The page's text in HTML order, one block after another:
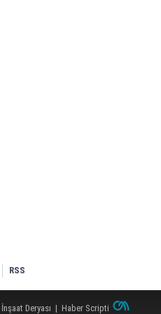
RSS
İnşaat Deryası | Haber Scripti